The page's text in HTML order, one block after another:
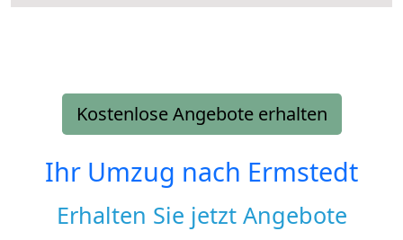
Kostenlose Angebote erhalten
Ihr Umzug nach Ermstedt
Erhalten Sie jetzt Angebote